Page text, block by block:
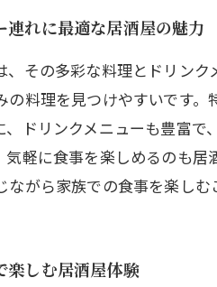
れに最適な居酒屋の魅力
その多彩な料理とドリン
料理を見つけやすいです
ドリンクメニューも豊富
軽に食事を楽しめるのも
がら家族での食事を楽しむ
楽しむ居酒屋体験